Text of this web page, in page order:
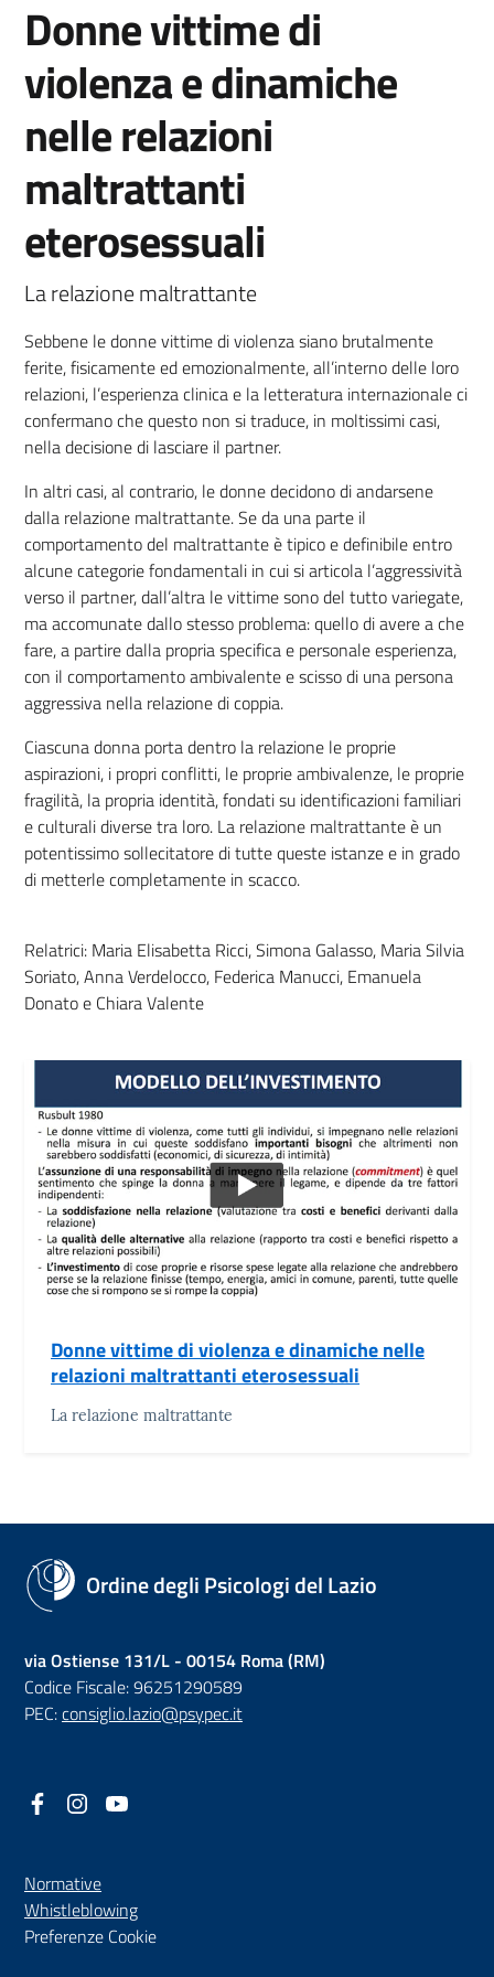
Donne vittime di
violenza e dinamiche
nelle relazioni
maltrattanti
eterosessuali
La relazione maltrattante
Sebbene le donne vittime di violenza siano brutalmente
ferite, fisicamente ed emozionalmente, all’interno delle loro
relazioni, l’esperienza clinica e la letteratura internazionale ci
confermano che questo non si traduce, in moltissimi casi,
nella decisione di lasciare il partner.
In altri casi, al contrario, le donne decidono di andarsene
dalla relazione maltrattante. Se da una parte il
comportamento del maltrattante è tipico e definibile entro
alcune categorie fondamentali in cui si articola l’aggressività
verso il partner, dall’altra le vittime sono del tutto variegate,
ma accomunate dallo stesso problema: quello di avere a che
fare, a partire dalla propria specifica e personale esperienza,
con il comportamento ambivalente e scisso di una persona
aggressiva nella relazione di coppia.
Ciascuna donna porta dentro la relazione le proprie
aspirazioni, i propri conflitti, le proprie ambivalenze, le proprie
fragilità, la propria identità, fondati su identificazioni familiari
e culturali diverse tra loro. La relazione maltrattante è un
potentissimo sollecitatore di tutte queste istanze e in grado
di metterle completamente in scacco.
Relatrici: Maria Elisabetta Ricci, Simona Galasso, Maria Silvia
Soriato, Anna Verdelocco, Federica Manucci, Emanuela
Donato e Chiara Valente
Donne vittime di violenza e dinamiche nelle
relazioni maltrattanti eterosessuali
La relazione maltrattante
Ordine degli Psicologi del Lazio
via Ostiense 131/L - 00154 Roma (RM)
Codice Fiscale: 96251290589
PEC:consiglio.lazio@psypec.it
Facebook
(nuova scheda - new tab)
Instagram
(nuova scheda - new tab)
Normative
Whistleblowing(nuova scheda - new tab)
Preferenze Cookie